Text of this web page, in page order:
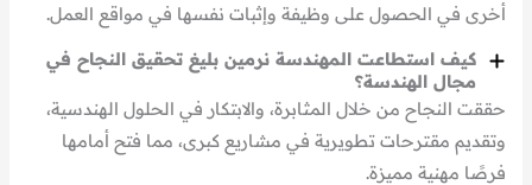
أخرى في الحصول على وظيفة وإثبات نفسها في مواقع العمل.
كيف استطاعت المهندسة نرمين بليغ تحقيق النجاح في
مجال الهندسة؟
حققت النجاح من خلال المثابرة، والابتكار في الحلول الهندسية،
وتقديم مقترحات تطويرية في مشاريع كبرى، مما فتح أمامها
فرصًا مهنية مميزة.